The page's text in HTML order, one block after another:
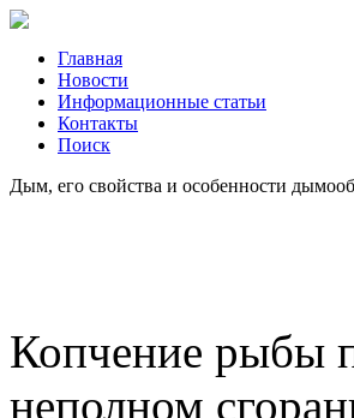
Главная
Новости
Информационные статьи
Контакты
Поиск
Дым, его свойства и особенности
Копчение рыбы
неполном